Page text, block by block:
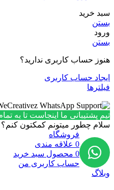
سبد خرید
بستن
ورود
بستن
هنوز حساب کاربری ندارید؟
ایجاد حساب کاربری
فیلترها
تیم پشتیبانی ما اینجاست تا به
سلام چطور میتونم کمکتون کنم؟
فروشگاه
0 علاقه مندی
0 محصول سبد خرید
حساب کاربری من
وبلاگ